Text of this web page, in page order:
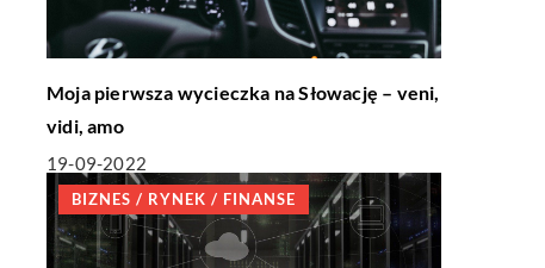
Moja pierwsza wycieczka na Słowację – veni,
vidi, amo
19-09-2022
BIZNES / RYNEK / FINANSE